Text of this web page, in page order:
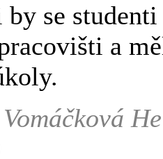
se
a